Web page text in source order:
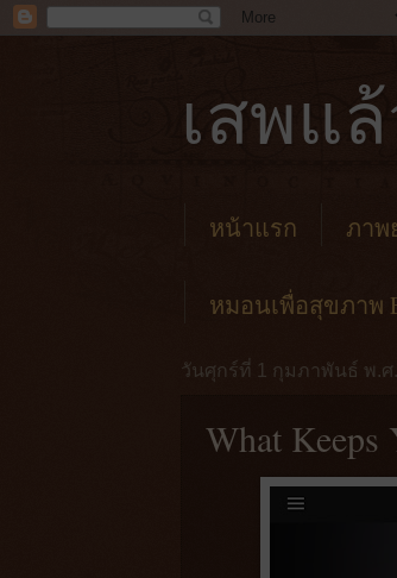
เสพแ
หน้าแรก ภาพ
หมอนเพื่อสุขภาพ
วันศุกร์ที่ 1 กุมภาพันธ์ พ.ศ
What Keeps